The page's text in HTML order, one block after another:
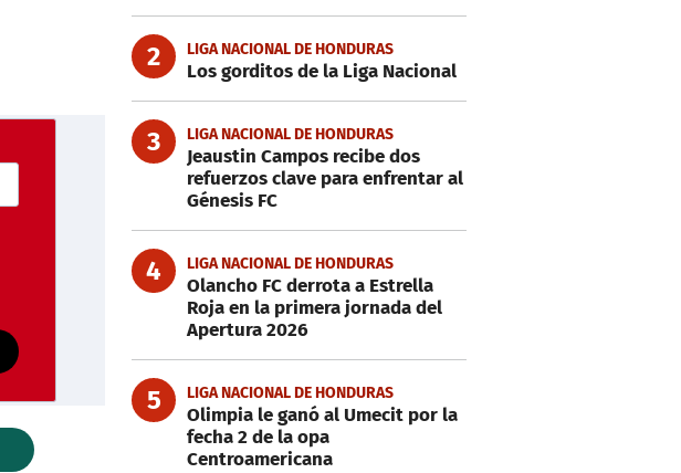
2 LIGA NACIONAL DE HONDURAS
Los gorditos de la Liga Nacional
3 LIGA NACIONAL DE HONDURAS
Jeaustin Campos recibe dos
refuerzos clave para enfrentar al
Génesis FC
4 LIGA NACIONAL DE HONDURAS
Olancho FC derrota a Estrella
Roja en la primera jornada del
Apertura 2026
5 LIGA NACIONAL DE HONDURAS
Olimpia le ganó al Umecit por la
fecha 2 de la opa
Centroamericana